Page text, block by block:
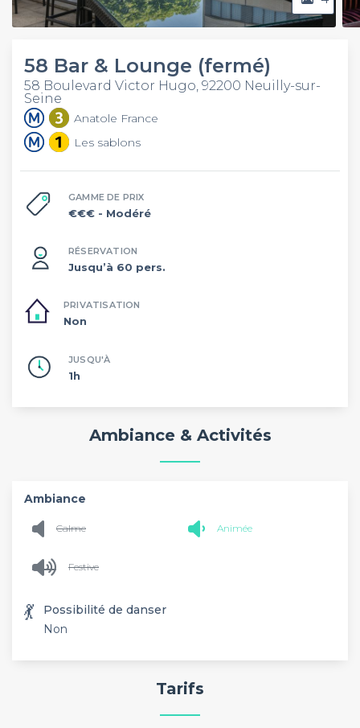
58 Bar & Lounge (fermé)
58 Boulevard Victor Hugo, 92200 Neuilly-sur-
Seine
Anatole France
Les sablons
GAMME DE PRIX
€€€ - Modéré
RÉSERVATION
Jusqu’à 60 pers.
PRIVATISATION
Non
JUSQU'À
1h
Ambiance & Activités
Ambiance
Calme Animée
Festive
💃
Possibilité de danser
Non
Tarifs